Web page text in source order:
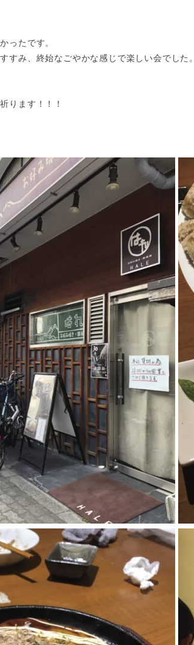
ったです。
すみ、終始なごやかな感じで楽しい会でした。
ります！！！